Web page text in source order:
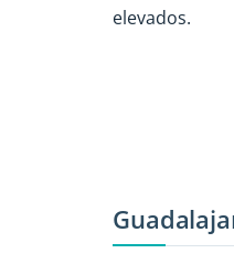
elevados.